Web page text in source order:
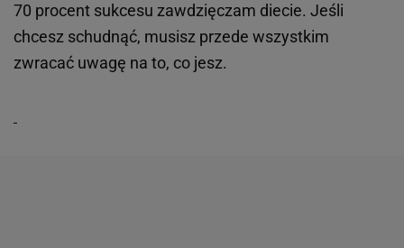
70 procent sukcesu zawdzięczam diecie. Jeśli
chcesz schudnąć, musisz przede wszystkim
zwracać uwagę na to, co jesz.